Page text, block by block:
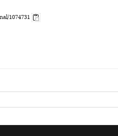
1074731